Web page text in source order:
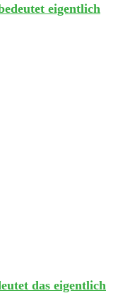
eigentlich
das eigentlich